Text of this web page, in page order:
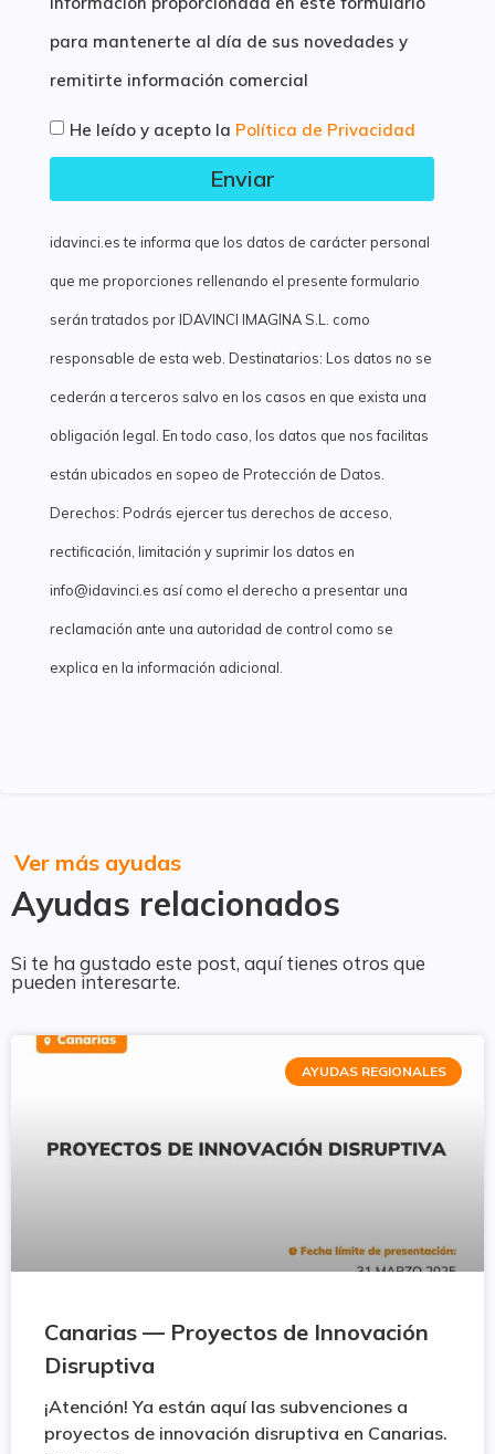
para mantenerte al día de sus novedades y
remitirte información comercial
He leído y acepto la Política de Privacidad
Enviar
idavinci.es te informa que los datos de carácter personal
que me proporciones rellenando el presente formulario
serán tratados por IDAVINCI IMAGINA S.L. como
responsable de esta web. Destinatarios: Los datos no se
cederán a terceros salvo en los casos en que exista una
obligación legal. En todo caso, los datos que nos facilitas
están ubicados en sopeo de Protección de Datos.
Derechos: Podrás ejercer tus derechos de acceso,
rectificación, limitación y suprimir los datos en
info@idavinci.es así como el derecho a presentar una
reclamación ante una autoridad de control como se
explica en la información adicional.
Ayudas relacionados
Ver más ayudas
Si te ha gustado este post, aquí tienes otros que
pueden interesarte.
AYUDAS REGIONALES
Canarias — Proyectos de Innovación
Disruptiva
¡Atención! Ya están aquí las subvenciones a
proyectos de innovación disruptiva en Canarias.